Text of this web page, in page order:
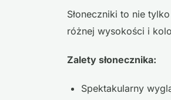
Słoneczniki to nie
różnej wysokości i
Zalety słonecznika:
Spektakularny